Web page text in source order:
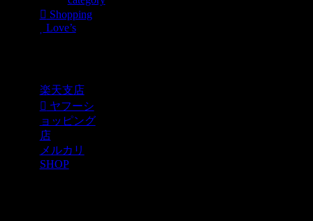
Shopping
Love’s
楽天支店
ヤフーシ
ョッピング
店
メルカリ
SHOP